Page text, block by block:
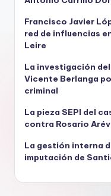
Francisco Javier
red de influencias
Leire
La investigación
Vicente Berlanga
criminal
La pieza SEPI del
contra Rosario
La gestión interna
imputación de